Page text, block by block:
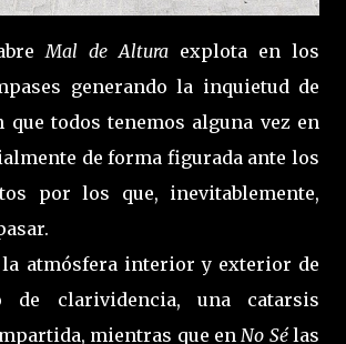
Mal de Altura explota en los
generando la inquietud de
que todos tenemos alguna vez en
de forma figurada ante los
por los que, inevitablemente,
la atmósfera interior y exterior de
de clarividencia, una catarsis
mientras que en No Sélas